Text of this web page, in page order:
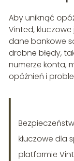
Aby uniknąć
Vinted, kluczowe
dane bankowe
drobne błędy,
numerze konta,
opóźnień i
kluczowe dla
platformie